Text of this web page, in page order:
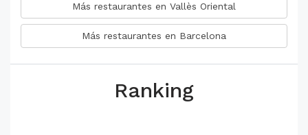
Más restaurantes en Vallès Oriental
Más restaurantes en Barcelona
Ranking